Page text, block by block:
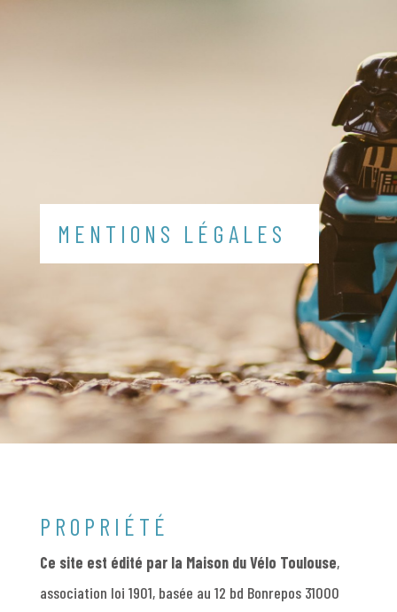
MENTIONS LÉGALES
PROPRIÉTÉ
Ce site est édité par la Maison du Vélo Toulouse,
association loi 1901, basée au 12 bd Bonrepos 31000